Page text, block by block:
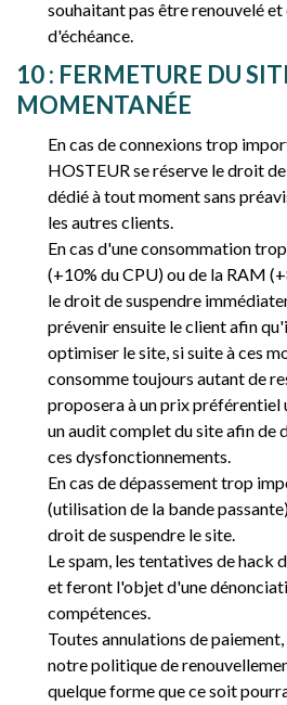
souhaitant pas être renouvelé
d'échéance.
10 : FERMETURE DU
MOMENTANÉE
En cas de connexions trop
HOSTEUR se réserve le droit
dédié à tout moment sans
les autres clients.
En cas d'une consommation
(+10% du CPU) ou de la RAM
le droit de suspendre
prévenir ensuite le client afin
optimiser le site, si suite à ces
consomme toujours autant de
proposera à un prix préférentiel
un audit complet du site afin de
ces dysfonctionnements.
En cas de dépassement trop
(utilisation de la bande
droit de suspendre le site.
Le spam, les tentatives de hack
et feront l'objet d'une
compétences.
Toutes annulations de
notre politique de
quelque forme que ce soit